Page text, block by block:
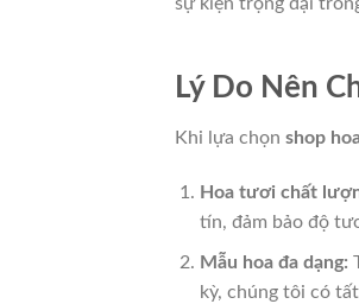
sự kiện trọng đại
Lý Do Nên
Khi lựa chọn shop
Hoa tươi chất
tín, đảm bảo độ
Mẫu hoa đa dạng:
kỳ, chúng tôi có